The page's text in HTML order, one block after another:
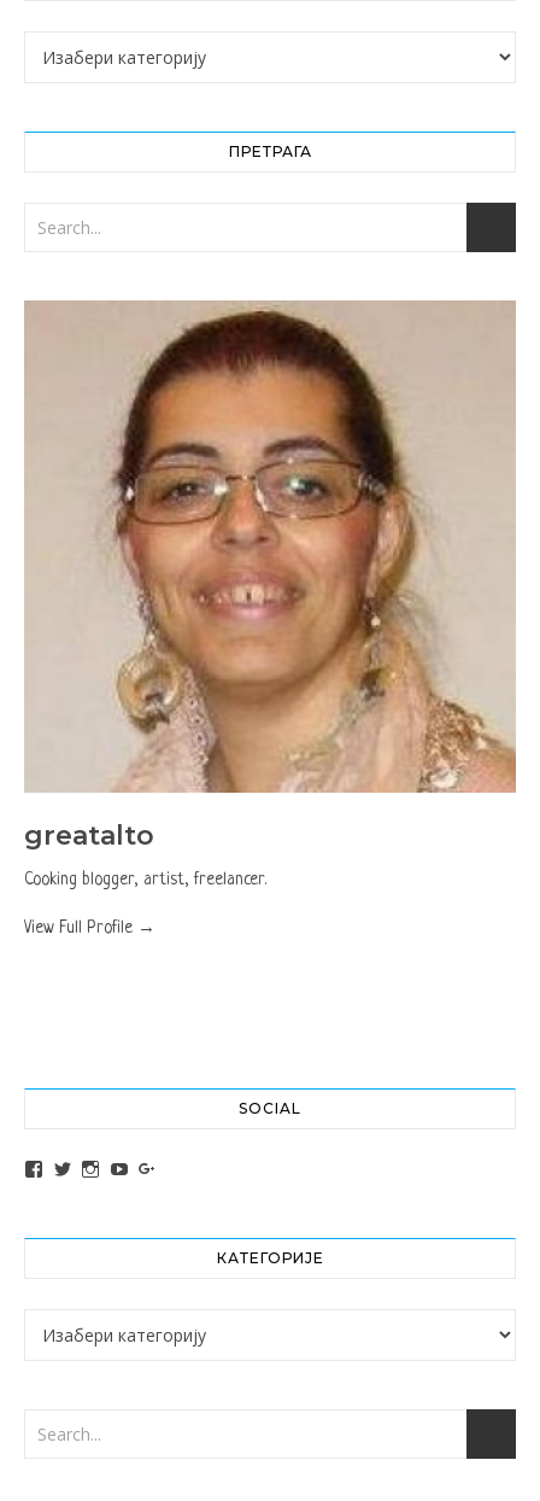
Категорије
ПРЕТРАГА
greatalto
Cooking blogger, artist, freelancer.
View Full Profile →
SOCIAL
View altochef’s profile on Facebook
View jovancica73’s profile on Twitter
View jovancica73’s profile on Instagram
View jovancica73’s profile on YouTube
КАТЕГОРИЈЕ
Категорије